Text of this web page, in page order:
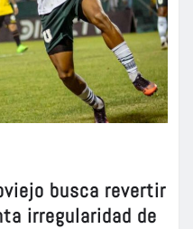
busca revertir
irregularidad de